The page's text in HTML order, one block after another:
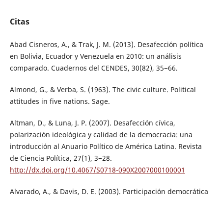
Citas
Abad Cisneros, A., & Trak, J. M. (2013). Desafección política
en Bolivia, Ecuador y Venezuela en 2010: un análisis
comparado. Cuadernos del CENDES, 30(82), 35−66.
Almond, G., & Verba, S. (1963). The civic culture. Political
attitudes in five nations. Sage.
Altman, D., & Luna, J. P. (2007). Desafección cívica,
polarización ideológica y calidad de la democracia: una
introducción al Anuario Político de América Latina. Revista
de Ciencia Política, 27(1), 3−28.
http://dx.doi.org/10.4067/S0718-090X2007000100001
Alvarado, A., & Davis, D. E. (2003). Participación democrática